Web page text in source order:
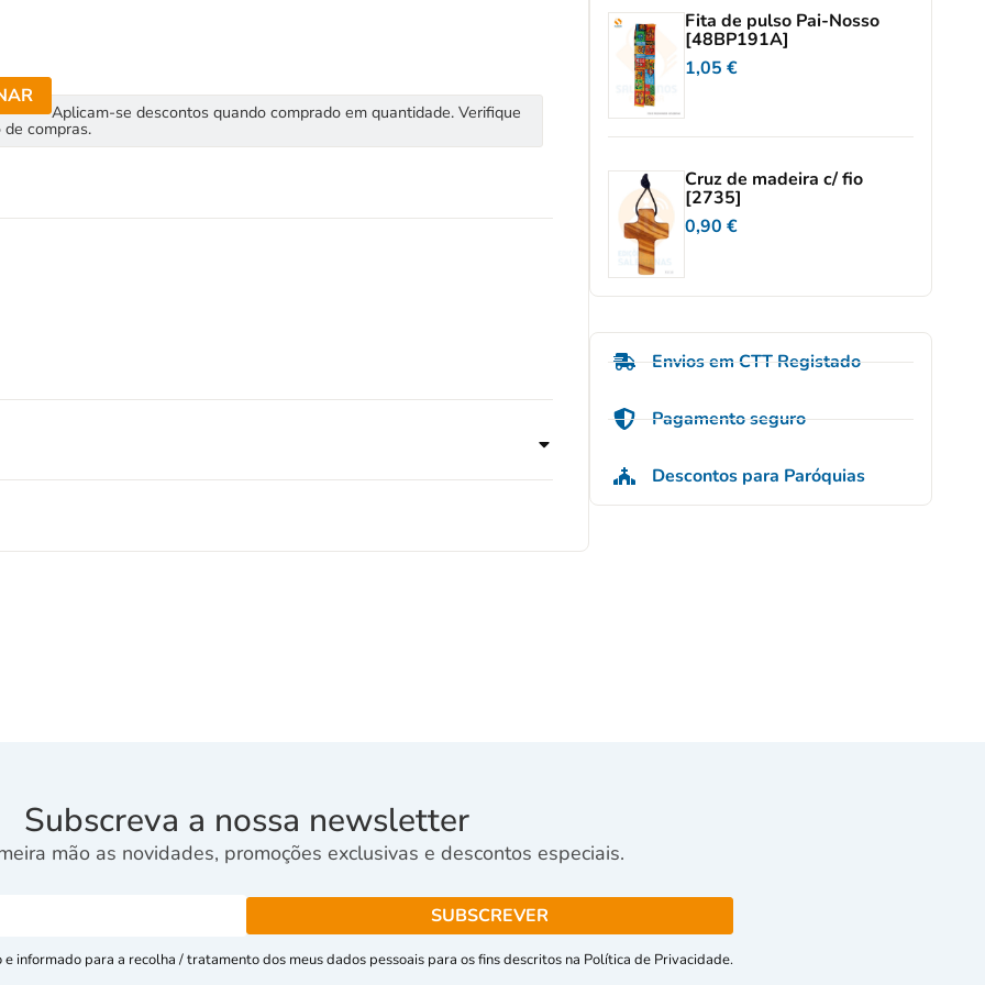
Aplicam-se descontos quando comprado em quantidade. Verifique
compras.
Fita de pulso Pai-Nosso
[48BP191A]
1,05 €
Cruz de madeira c/ fio
[2735]
0,90 €
Envios em CTT Registado
Pagamento seguro
Descontos para Paróquias
Subscreva a nossa newsletter
mão as novidades, promoções exclusivas e descontos especiais.
informado para a recolha / tratamento dos meus dados pessoais para os fins descritos na Política de Privacidade.